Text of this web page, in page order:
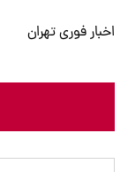
اخبار فوری تهران